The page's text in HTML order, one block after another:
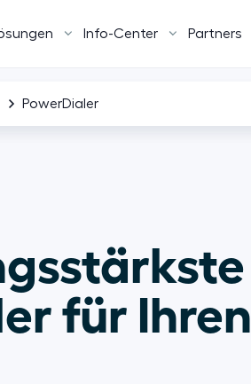
Info-Center Partners
PowerDialer
für Ihren